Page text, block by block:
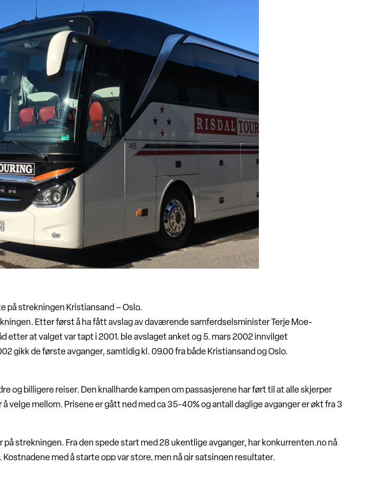
på strekningen Kristiansand – Oslo.
Etter først å ha fått avslag av daværende samferdselsminister Terje Moe-
etter at valget var tapt i 2001. ble avslaget anket og 5. mars 2002 innvilget
gikk de første avganger, samtidig kl. 09.00 fra både Kristiansand og Oslo.
og billigere reiser. Den knallharde kampen om passasjerene har ført til at alle skjerper
velge mellom. Prisene er gått ned med ca 35-40% og antall daglige avganger er økt fra 3
strekningen. Fra den spede start med 28 ukentlige avganger, har konkurrenten.no nå
med å starte opp var store, men nå gir satsingen resultater.